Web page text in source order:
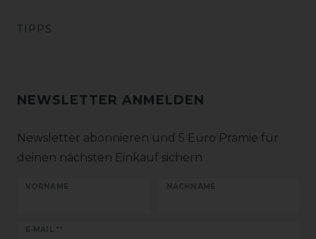
TIPPS
NEWSLETTER ANMELDEN
Newsletter abonnieren und 5 Euro Prämie für
deinen nächsten Einkauf sichern
VORNAME NACHNAME
E-MAIL **
Newsletter